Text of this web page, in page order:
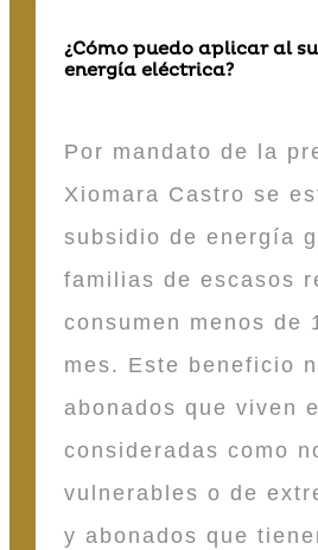
¿Cómo puedo aplicar al
energía eléctrica?
Por mandato de la
Xiomara Castro se
subsidio de energía
familias de escasos
consumen menos de
mes. Este beneficio
abonados que viven
consideradas como
vulnerables o de
y abonados que